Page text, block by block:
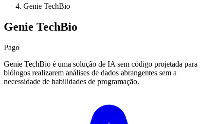
Genie TechBio
Genie TechBio
Pago
Genie TechBio é uma solução de IA sem código projetada para
biólogos realizarem análises de dados abrangentes sem a
necessidade de habilidades de programação.